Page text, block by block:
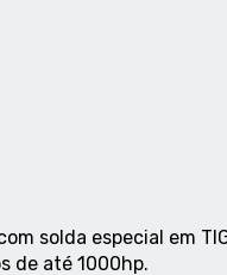
solda especial em
de até 1000hp.